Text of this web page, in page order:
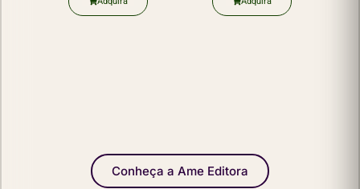
Conheça a Ame Editora